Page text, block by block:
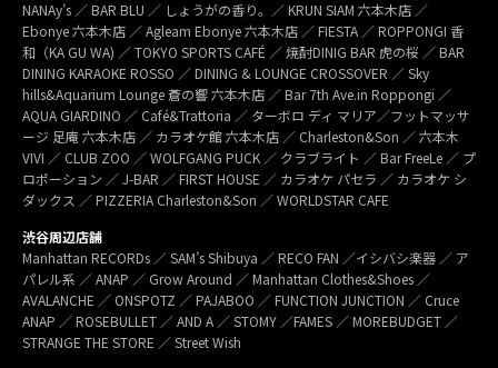
NANAy’s ／ BAR BLU ／ しょうがの香り。／ KRUN SIAM 六本木店 ／
Ebonye 六本木店 ／ Agleam Ebonye 六本木店 ／ FIESTA ／ ROPPONGI 香
和（KA GU WA) ／ TOKYO SPORTS CAFÉ ／ 焼酎DINIG BAR 虎の桜 ／ BAR
DINING KARAOKE ROSSO ／ DINING & LOUNGE CROSSOVER ／ Sky
hills&Aquarium Lounge 蒼の響 六本木店 ／ Bar 7th Ave.in Roppongi ／
AQUA GIARDINO ／ Café&Trattoria ／ ターボロ ディ マリア／フットマッサ
ージ 足庵 六本木店 ／ カラオケ館 六本木店 ／ Charleston&Son ／ 六本木
VIVI ／ CLUB ZOO ／ WOLFGANG PUCK ／ クラブライト ／ Bar FreeLe ／ プ
ロポーション ／ J-BAR ／ FIRST HOUSE ／ カラオケ パセラ ／ カラオケ シ
ダックス ／ PIZZERIA Charleston&Son ／ WORLDSTAR CAFE
渋谷周辺店舗
Manhattan RECORDs ／ SAM’s Shibuya ／ RECO FAN ／イシバシ楽器 ／ ア
パレル系 ／ ANAP ／ Grow Around ／ Manhattan Clothes&Shoes ／
AVALANCHE ／ ONSPOTZ ／ PAJABOO ／ FUNCTION JUNCTION ／ Cruce
ANAP ／ ROSEBULLET ／ AND A ／ STOMY ／FAMES ／ MOREBUDGET ／
STRANGE THE STORE ／ Street Wish